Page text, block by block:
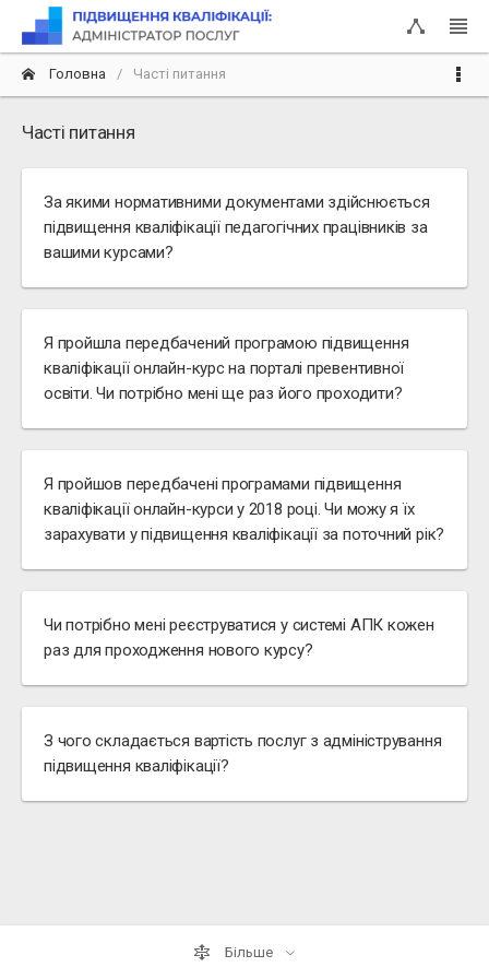
Головна Часті питання
Часті питання
За якими нормативними документами здійснюється
підвищення кваліфікації педагогічних працівників за
вашими курсами?
Я пройшла передбачений програмою підвищення
кваліфікації онлайн-курс на порталі превентивної
освіти. Чи потрібно мені ще раз його проходити?
Я пройшов передбачені програмами підвищення
кваліфікації онлайн-курси у 2018 році. Чи можу я їх
зарахувати у підвищення кваліфікації за поточний рік?
Чи потрібно мені реєструватися у системі АПК кожен
раз для проходження нового курсу?
З чого складається вартість послуг з адміністрування
підвищення кваліфікації?
Більше